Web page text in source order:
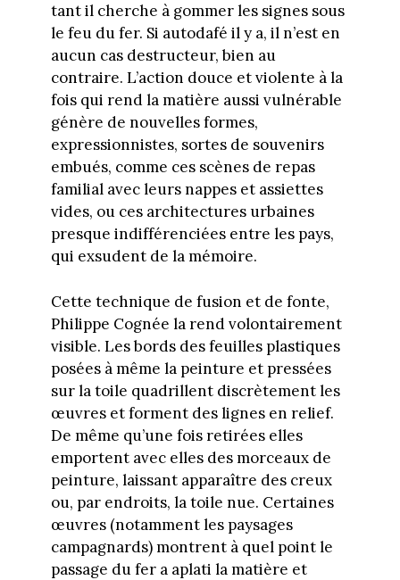
tant il cherche à gommer les signes sous
le feu du fer. Si autodafé il y a, il n’est en
aucun cas destructeur, bien au
contraire. L’action douce et violente à la
fois qui rend la matière aussi vulnérable
génère de nouvelles formes,
expressionnistes, sortes de souvenirs
embués, comme ces scènes de repas
familial avec leurs nappes et assiettes
vides, ou ces architectures urbaines
presque indifférenciées entre les pays,
qui exsudent de la mémoire.
Cette technique de fusion et de fonte,
Philippe Cognée la rend volontairement
visible. Les bords des feuilles plastiques
posées à même la peinture et pressées
sur la toile quadrillent discrètement les
œuvres et forment des lignes en relief.
De même qu’une fois retirées elles
emportent avec elles des morceaux de
peinture, laissant apparaître des creux
ou, par endroits, la toile nue. Certaines
œuvres (notamment les paysages
campagnards) montrent à quel point le
passage du fer a aplati la matière et